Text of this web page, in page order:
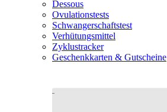
Dessous
Ovulationstests
Schwangerschaftstest
Verhütungsmittel
Zyklustracker
Geschenkkarten & Gutscheine